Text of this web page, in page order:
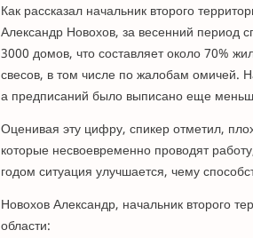
Как рассказал начальник второго
Александр Новохов, за весенний период
3000 домов, что составляет около 70%
свесов, в том числе по жалобам омичей.
а предписаний было выписано еще
Оценивая эту цифру, спикер отметил,
которые несвоевременно проводят
годом ситуация улучшается, чему
Новохов Александр, начальник второго
области: